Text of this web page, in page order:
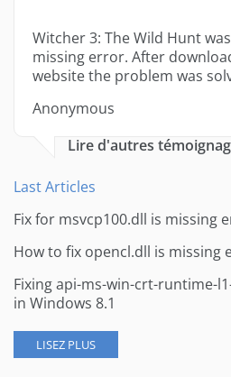
Witcher 3: The Wild Hunt
missing error. After
website the problem was
Anonymous
Lire d'autres
Last Articles
Fix for msvcp100.dll is missing
How to fix opencl.dll is missing
Fixing api-ms-win-crt-runtime-
in Windows 8.1
LISEZ PLUS